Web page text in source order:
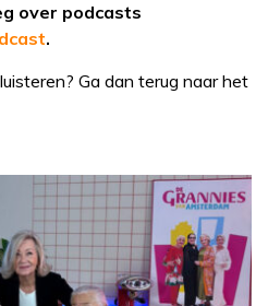
over podcasts
.
Ga dan terug naar het